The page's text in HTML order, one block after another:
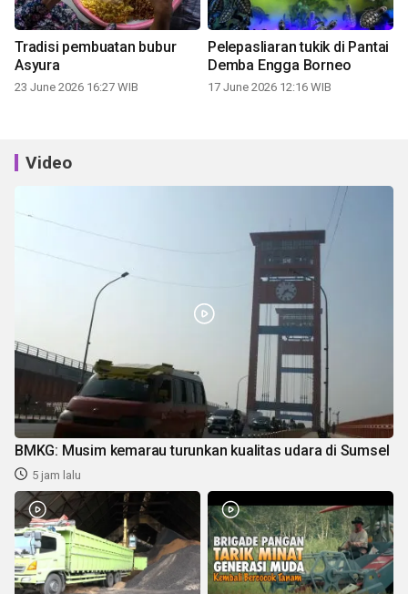
Tradisi pembuatan bubur
Asyura
23 June 2026 16:27 WIB
Pelepasliaran tukik di Pantai
Demba Engga Borneo
17 June 2026 12:16 WIB
Video
BMKG: Musim kemarau turunkan kualitas udara di Sumsel
5 jam lalu